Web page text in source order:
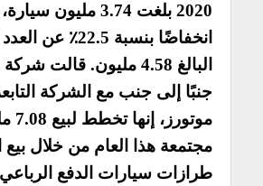
2020 بلغت 3.74
انخفاضًا بنسبة 22.5٪
البالغ 4.58 مليون. قالت
جنبًا إلى جنب مع الشركة
مجتمعة هذا العام من خلال بيع
طرازات سيارات الدفع